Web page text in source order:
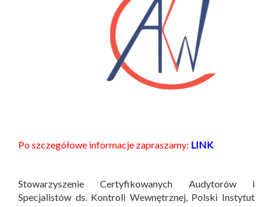
Po szczegółowe informacje zapraszamy: LINK
Stowarzyszenie Certyfikowanych Audytorów i
Specjalistów ds. Kontroli Wewnętrznej, Polski Instytut